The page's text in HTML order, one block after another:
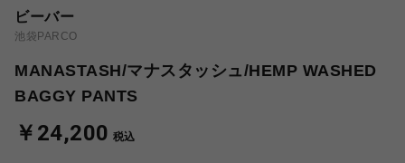
ビーバー
池袋PARCO
MANASTASH/マナスタッシュ/HEMP WASHED
BAGGY PANTS
￥24,200 税込